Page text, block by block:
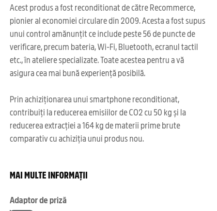
Acest produs a fost reconditionat de către Recommerce,
pionier al economiei circulare din 2009. Acesta a fost supus
unui control amănunțit ce include peste 56 de puncte de
verificare, precum bateria, Wi-Fi, Bluetooth, ecranul tactil
etc., în ateliere specializate. Toate acestea pentru a vă
asigura cea mai bună experiență posibilă.
Prin achiziționarea unui smartphone reconditionat,
contribuiți la reducerea emisiilor de CO2 cu 50 kg și la
reducerea extracției a 164 kg de materii prime brute
comparativ cu achiziția unui produs nou.
MAI MULTE INFORMAȚII
Adaptor de priză